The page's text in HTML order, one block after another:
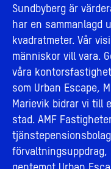
Sundbyberg är
har en sammanlagd
kvadratmeter. Vår
människor vill vara.
våra
som Urban Escape,
Marievik bidrar vi till
stad. AMF
förvaltningsuppdrag,